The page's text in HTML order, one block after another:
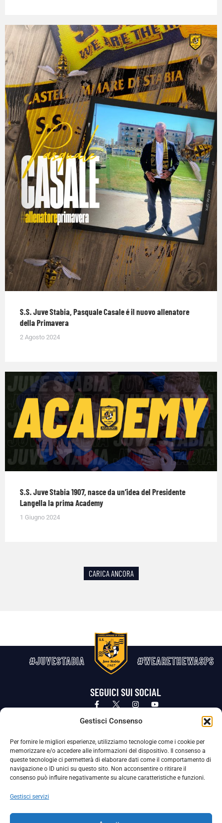
Gestisci Consenso
Per fornire le migliori esperienze, utilizziamo tecnologie come i cookie per
memorizzare e/o accedere alle informazioni del dispositivo. Il consenso a
queste tecnologie ci permetterà di elaborare dati come il comportamento di
navigazione o ID unici su questo sito. Non acconsentire o ritirare il
consenso può influire negativamente su alcune caratteristiche e funzioni.
Gestisci servizi
S.S. Juve Stabia, Pasquale Casale é il nuovo allenatore
della Primavera
2 Agosto 2024
S.S. Juve Stabia 1907, nasce da un’idea del Presidente
Langella la prima Academy
1 Giugno 2024
CARICA ANCORA
#JUVESTABIA #WEARETHEWASPS
SEGUICI SUI SOCIAL
Privacy Policy Cookie Policy
La Società ha nominato il Responsabile della Protezione dei Dati Personali (DPO), figura specializzata che vigila sulle modalità
adottate dalla nostra Società per tutelare i Suoi dati personali.
Per contattare il DPO può scrivere a